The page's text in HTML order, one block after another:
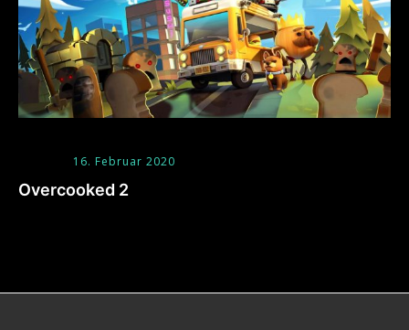
16. Februar 2020
Overcooked 2